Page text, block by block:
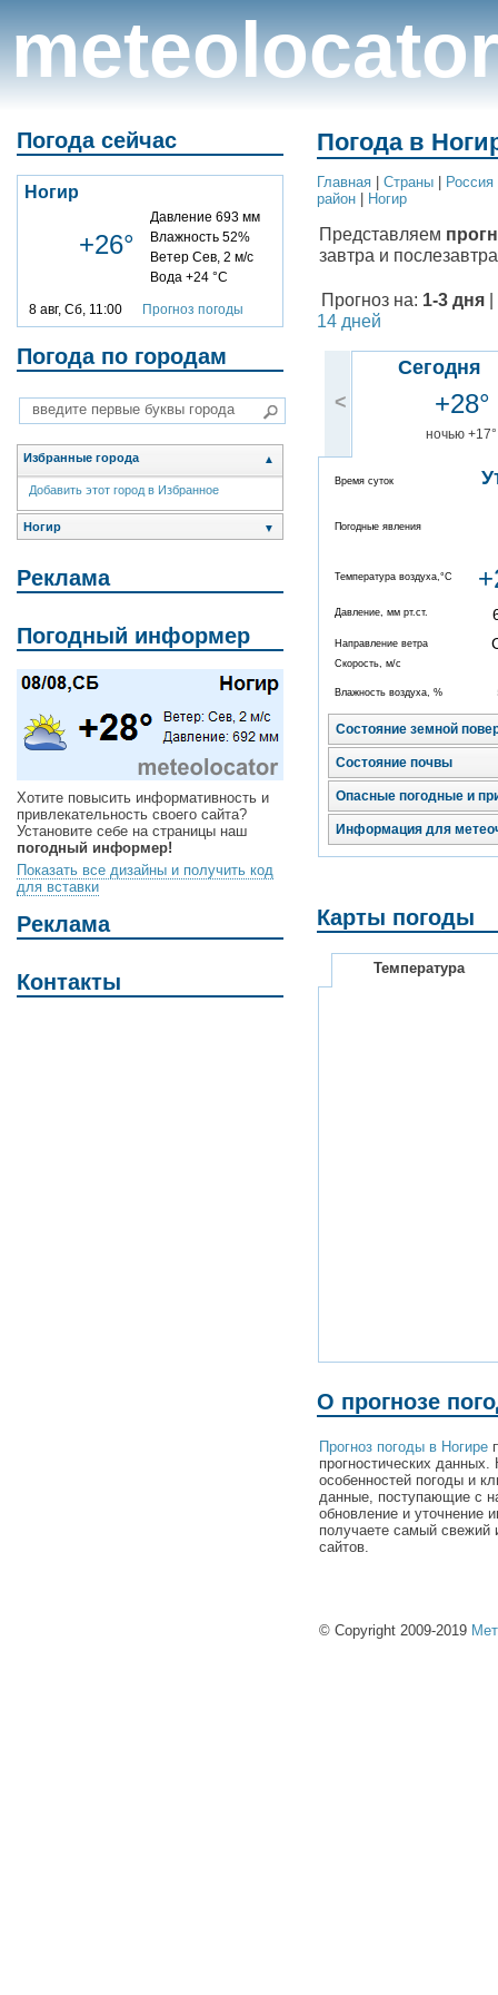
meteolocator
Погода сейчас
Ногир
+26°
Давление 693 мм
Влажность 52%
Ветер Сев, 2 м/с
Вода +24 °C
8 авг, Сб, 11:00 Прогноз погоды
Погода по городам
Избранные города ▲
Добавить этот город в Избранное
Ногир ▼
Реклама
Погодный информер
Хотите повысить информативность и
привлекательность своего сайта?
Установите себе на страницы наш
погодный информер!
Показать все дизайны и получить код
для вставки
Реклама
Контакты
Погода в
Главная Cтраны Россия
район
Ногир
Представляем
завтра и
Прогноз на: 1-3 дня
14 дней
<
Сегодня
+28°
ночью +17°
Время суток
Погодные явления
Температура воздуха,°C
Давление, мм рт.ст.
Направление ветра
Скорость, м/с
Влажность воздуха, %
Состояние земной
Состояние почвы
Опасные погодные и
Информация для
Карты погоды
Температура
О прогнозе
Прогноз погоды в Ногире
прогностических
особенностей погоды и
данные, поступающие с
обновление и уточнение
получаете самый свежий
сайтов.
© Copyright 2009-2019